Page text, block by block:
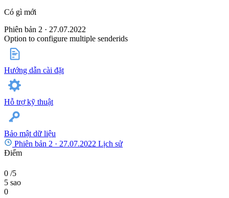
Có gì mới
Phiên bản 2 · 27.07.2022
Option to configure multiple senderids
Hướng dẫn cài đặt
Hỗ trợ kỹ thuật
Bảo mật dữ liệu
Phiên bản 2 · 27.07.2022 Lịch sử
Điểm
0 /5
5 sao
0